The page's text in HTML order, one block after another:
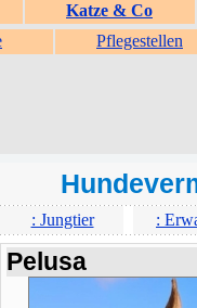
Katze & Co
Pflegestellen
: Jungtier :
Pelusa